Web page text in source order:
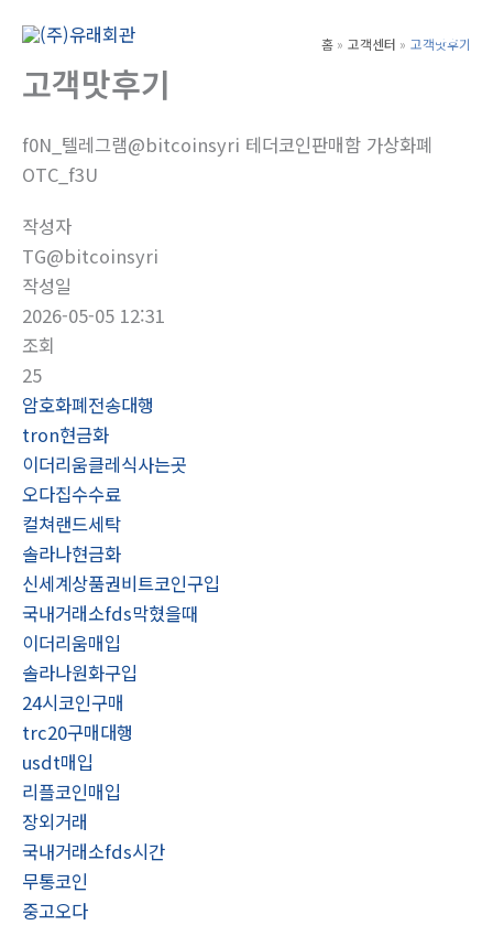
Main
홈 고객센터 고객맛후기
고객맛후기
f0N_텔레그램@bitcoinsyri 테더코인판매함 가상화폐
OTC_f3U
작성자
TG@bitcoinsyri
작성일
2026-05-05 12:31
조회
25
암호화폐전송대행
tron현금화
이더리움클레식사는곳
오다집수수료
컬쳐랜드세탁
솔라나현금화
신세계상품권비트코인구입
국내거래소fds막혔을때
이더리움매입
솔라나원화구입
24시코인구매
trc20구매대행
usdt매입
리플코인매입
장외거래
국내거래소fds시간
무통코인
중고오다